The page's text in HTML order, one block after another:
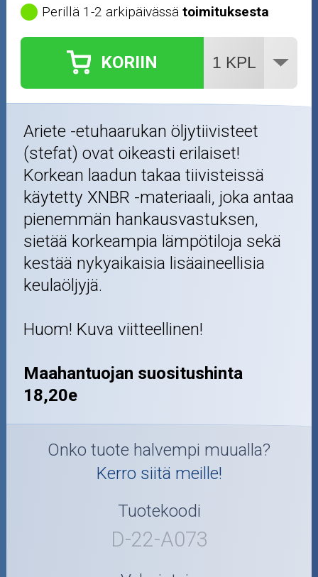
Perillä 1-2 arkipäivässätoimituksesta
KORIIN
Ariete -etuhaarukan öljytiivisteet
(stefat) ovat oikeasti erilaiset!
Korkean laadun takaa tiivisteissä
käytetty XNBR -materiaali, joka antaa
pienemmän hankausvastuksen,
sietää korkeampia lämpötiloja sekä
kestää nykyaikaisia lisäaineellisia
keulaöljyjä.
Huom! Kuva viitteellinen!
Maahantuojan suositushinta
18,20e
Onko tuote halvempi muualla?
Kerro siitä meille!
Tuotekoodi
D-22-A073